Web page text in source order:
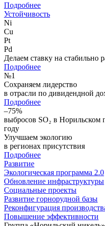
Подробнее
Устойчивость
Ni
Cu
Pt
Pd
Делаем ставку на стабильно
Подробнее
№1
Сохраняем лидерство
в отрасли по дивидендной
Подробнее
–75%
выбросов SO₂ в
году
Улучшаем экологию
в регионах присутствия
Подробнее
Развитие
Экологическая программа 2.0
Обновление инфраструктуры
Социальные проекты
Развитие горнорудной базы
Реконфигурация
Повышение эффективности